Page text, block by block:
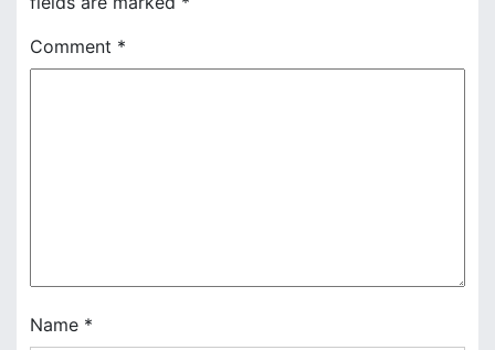
a
i
o
Comment *
Name *